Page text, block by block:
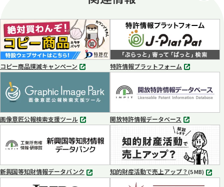
コピー商品撲滅キャンペーン
別
で
開
く
特許情報プラットフォーム
別
ブ
で
く
画像意匠公報検索支援ツール
別
ブ
で
く
開放特許情報データベース
別
タ
ブ
で
開
く
新興国等知財情報データバンク
別
知的財産活動で売上アップ？(5 MB) MP4